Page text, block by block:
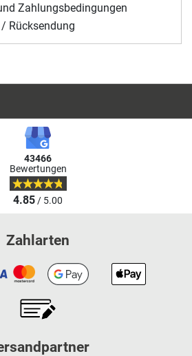
Zahlungsbedingungen
Rücksendung
43466
Bewertungen
4.85/ 5.00
Zahlarten